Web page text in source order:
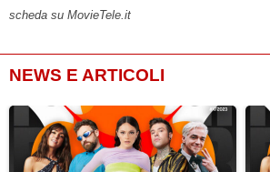
scheda su MovieTele.it
NEWS E ARTICOLI